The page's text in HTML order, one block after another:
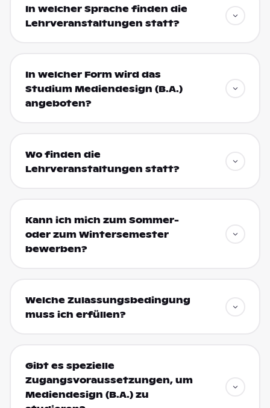
In welcher Sprache finden die
Lehrveranstaltungen statt?
In welcher Form wird das
Studium Mediendesign (B.A.)
angeboten?
Wo finden die
Lehrveranstaltungen statt?
Kann ich mich zum Sommer-
oder zum Wintersemester
bewerben?
Welche Zulassungsbedingung
muss ich erfüllen?
Gibt es spezielle
Zugangsvoraussetzungen, um
Mediendesign (B.A.) zu